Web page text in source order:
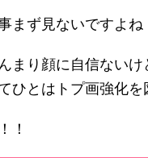
まず見ないですよね
まり顔に自信ない
ひとはトプ画強化を
！